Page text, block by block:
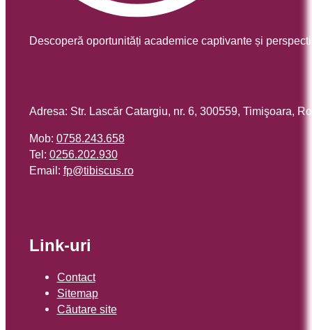
Descoperă oportunități academice captivante și
Adresa: Str. Lascăr Catargiu, nr. 6, 300559, Timişoara,
Mob: 0758.243.658
Tel: 0256.202.930
Email: or.sucsibit@pf
Link-uri
Contact
Sitemap
Căutare site